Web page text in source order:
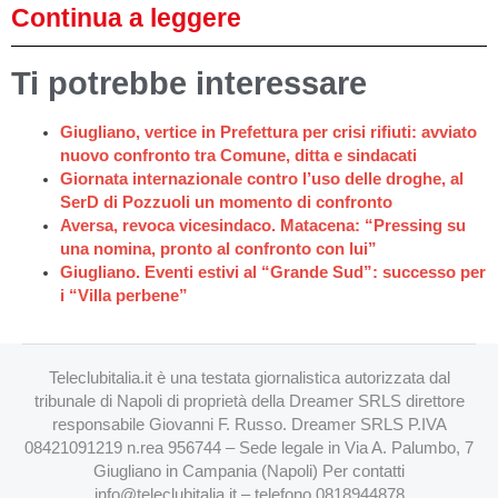
Continua a leggere
Ti potrebbe interessare
Giugliano, vertice in Prefettura per crisi rifiuti: avviato
nuovo confronto tra Comune, ditta e sindacati
Giornata internazionale contro l’uso delle droghe, al
SerD di Pozzuoli un momento di confronto
Aversa, revoca vicesindaco. Matacena: “Pressing su
una nomina, pronto al confronto con lui”
Giugliano. Eventi estivi al “Grande Sud”: successo per
i “Villa perbene”
Teleclubitalia.it è una testata giornalistica autorizzata dal
tribunale di Napoli di proprietà della Dreamer SRLS direttore
responsabile Giovanni F. Russo. Dreamer SRLS P.IVA
08421091219 n.rea 956744 – Sede legale in Via A. Palumbo, 7
Giugliano in Campania (Napoli) Per contatti